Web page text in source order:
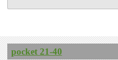
pocket 21-40